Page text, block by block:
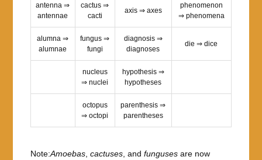
antenna ⇒
antennae
cactus ⇒
cacti
axis ⇒ axes
phenomenon
⇒ phenomena
alumna ⇒
alumnae
fungus ⇒
fungi
diagnosis ⇒
diagnoses
die ⇒ dice
nucleus
⇒ nuclei
hypothesis ⇒
hypotheses
octopus
⇒ octopi
parenthesis ⇒
parentheses
Note:Amoebas, cactuses, and fungusesare now